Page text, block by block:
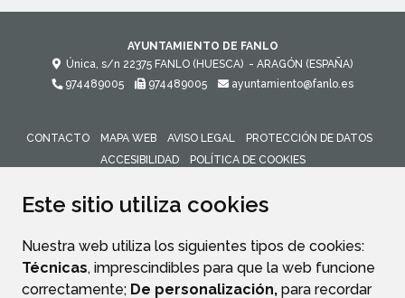
Este sitio utiliza cookies
Nuestra web utiliza los siguientes tipos de cookies:
Técnicas, imprescindibles para que la web funcione
correctamente; De personalización, para recordar
AYUNTAMIENTO DE FANLO
Única, s/n 22375 FANLO (HUESCA) - ARAGÓN (ESPAÑA)
974489005
974489005 ayuntamiento@fanlo.es
CONTACTO MAPA WEB AVISO LEGAL
PROTECCIÓN DE DATOS
ACCESIBILIDAD
POLÍTICA DE COOKIES